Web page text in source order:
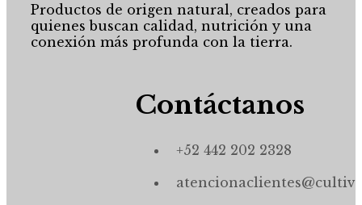
Productos de origen natural, creados para
quienes buscan calidad, nutrición y una
conexión más profunda con la tierra.
Contáctanos
+52 442 202 2328